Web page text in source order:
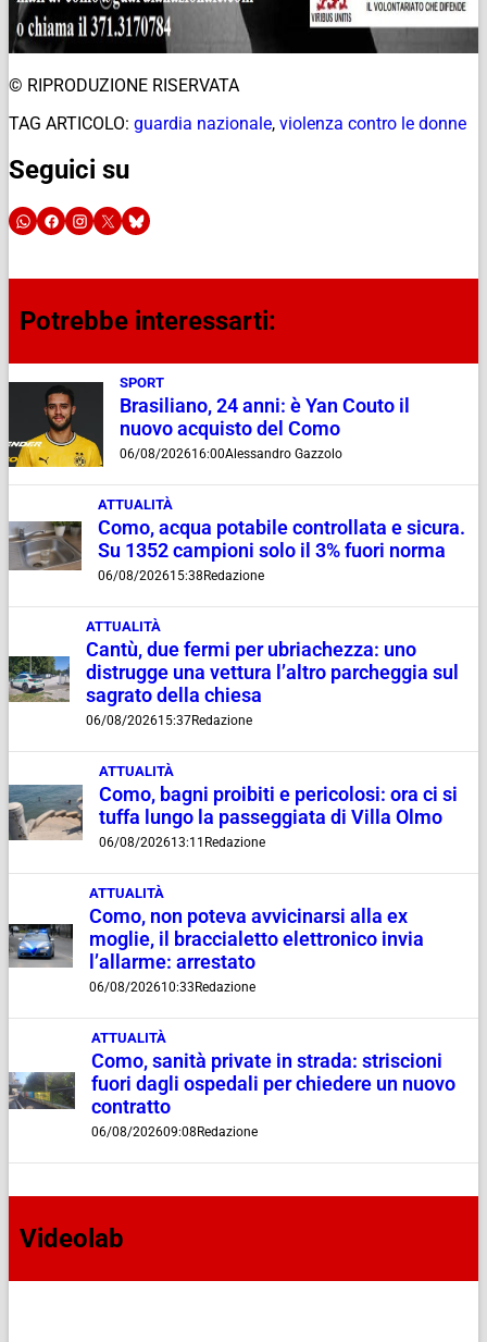
© RIPRODUZIONE RISERVATA
TAG ARTICOLO: guardia nazionale, violenza contro le donne
Seguici su
Potrebbe interessarti:
SPORT
Brasiliano, 24 anni: è Yan Couto il
nuovo acquisto del Como
06/08/202616:00Alessandro Gazzolo
ATTUALITÀ
Como, acqua potabile controllata e sicura.
Su 1352 campioni solo il 3% fuori norma
06/08/202615:38 Redazione
ATTUALITÀ
Cantù, due fermi per ubriachezza: uno
distrugge una vettura l’altro parcheggia sul
sagrato della chiesa
06/08/202615:37Redazione
ATTUALITÀ
Como, bagni proibiti e pericolosi: ora ci si
tuffa lungo la passeggiata di Villa Olmo
06/08/202613:11 Redazione
ATTUALITÀ
Como, non poteva avvicinarsi alla ex
moglie, il braccialetto elettronico invia
l’allarme: arrestato
06/08/202610:33 Redazione
ATTUALITÀ
Como, sanità private in strada: striscioni
fuori dagli ospedali per chiedere un nuovo
contratto
06/08/202609:08 Redazione
Videolab